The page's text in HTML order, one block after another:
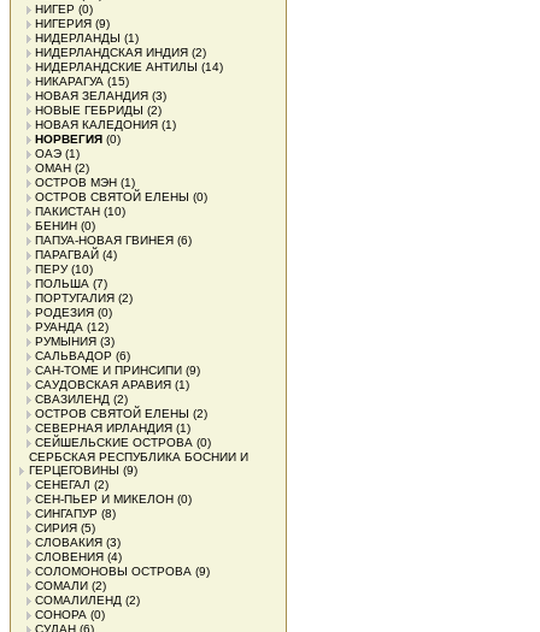
НИГЕР (0)
НИГЕРИЯ (9)
НИДЕРЛАНДЫ (1)
НИДЕРЛАНДСКАЯ ИНДИЯ (2)
НИДЕРЛАНДСКИЕ АНТИЛЫ (14)
НИКАРАГУА (15)
НОВАЯ ЗЕЛАНДИЯ (3)
НОВЫЕ ГЕБРИДЫ (2)
НОВАЯ КАЛЕДОНИЯ (1)
НОРВЕГИЯ (0)
ОАЭ (1)
ОМАН (2)
ОСТРОВ МЭН (1)
ОСТРОВ СВЯТОЙ ЕЛЕНЫ (0)
ПАКИСТАН (10)
БЕНИН (0)
ПАПУА-НОВАЯ ГВИНЕЯ (6)
ПАРАГВАЙ (4)
ПЕРУ(10)
ПОЛЬША (7)
ПОРТУГАЛИЯ (2)
РОДЕЗИЯ (0)
РУАНДА (12)
РУМЫНИЯ (3)
САЛЬВАДОР (6)
САН-ТОМЕ И ПРИНСИПИ (9)
САУДОВСКАЯ АРАВИЯ (1)
СВАЗИЛЕНД (2)
ОСТРОВ СВЯТОЙ ЕЛЕНЫ (2)
СЕВЕРНАЯ ИРЛАНДИЯ (1)
СЕЙШЕЛЬСКИЕ ОСТРОВА (0)
СЕРБСКАЯ РЕСПУБЛИКА БОСНИИ И
ГЕРЦЕГОВИНЫ (9)
СЕНЕГАЛ (2)
СЕН-ПЬЕР И МИКЕЛОН (0)
СИНГАПУР (8)
СИРИЯ (5)
СЛОВАКИЯ (3)
СЛОВЕНИЯ (4)
СОЛОМОНОВЫ ОСТРОВА (9)
СОМАЛИ (2)
СОМАЛИЛЕНД (2)
СОНОРА (0)
СУДАН (6)